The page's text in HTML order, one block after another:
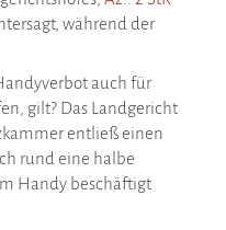
während der
auch für
gilt? Das Landgericht
entließ einen
rund eine halbe
Handy beschäftigt